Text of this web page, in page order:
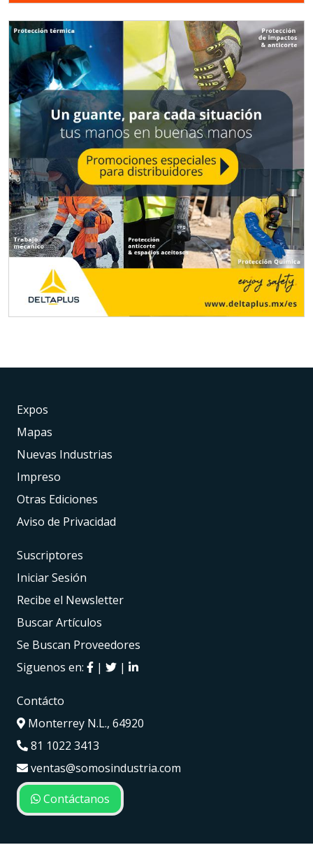
Expos
Mapas
Nuevas Industrias
Impreso
Otras Ediciones
Aviso de Privacidad
Suscriptores
Iniciar Sesión
Recibe el Newsletter
Buscar Artículos
Se Buscan Proveedores
Siguenos en:
| |
Contácto
Monterrey N.L., 64920
81 1022 3413
ventas@somosindustria.com
Contáctanos